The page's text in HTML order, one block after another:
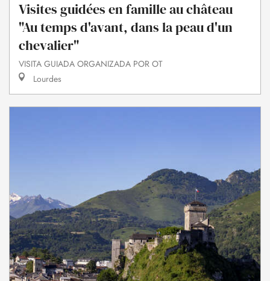
Visites guidées en famille au château
"Au temps d'avant, dans la peau d'un
chevalier"
VISITA GUIADA ORGANIZADA POR OT
Lourdes